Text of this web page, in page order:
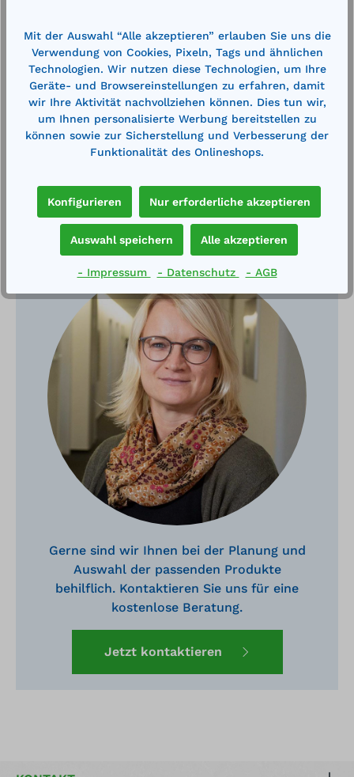
Mehr
Technische Daten
Haben Sie Fragen?
Gerne sind wir Ihnen bei der Planung und
Auswahl der passenden Produkte
behilflich. Kontaktieren Sie uns für eine
kostenlose Beratung.
Jetzt kontaktieren
Mit der Auswahl “Alle akzeptieren” erlauben Sie uns die
Verwendung von Cookies, Pixeln, Tags und ähnlichen
Technologien. Wir nutzen diese Technologien, um Ihre
Geräte- und Browsereinstellungen zu erfahren, damit
wir Ihre Aktivität nachvollziehen können. Dies tun wir,
um Ihnen personalisierte Werbung bereitstellen zu
können sowie zur Sicherstellung und Verbesserung der
Funktionalität des Onlineshops.
Konfigurieren Nur erforderliche akzeptieren
Auswahl speichern Alle akzeptieren
- Impressum - Datenschutz - AGB